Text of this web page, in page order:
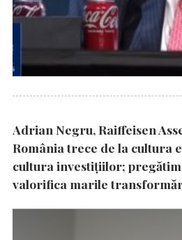
Adrian Negru, Raiffeisen
România trece de la cultura
cultura investițiilor;
valorifica marile